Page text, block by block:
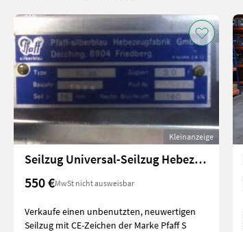
Kleinanzeige
Seilzug Universal-Seilzug Hebezug KL
550 €MwSt nicht ausweisbar
Verkaufe einen unbenutzten, neuwertigen
Seilzug mit CE-Zeichen der Marke Pfaff S